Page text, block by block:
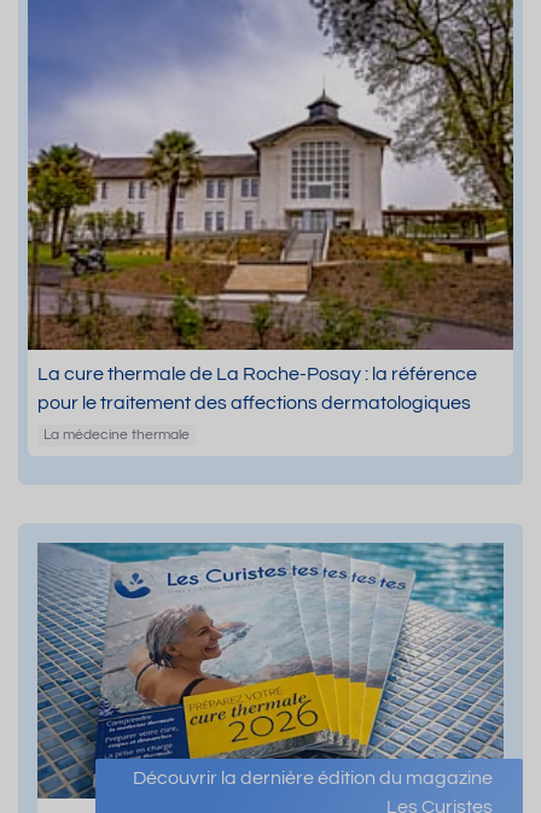
La cure thermale de La Roche-Posay : la référence
pour le traitement des affections dermatologiques
La médecine thermale
Découvrir la dernière édition du magazine
Les Curistes